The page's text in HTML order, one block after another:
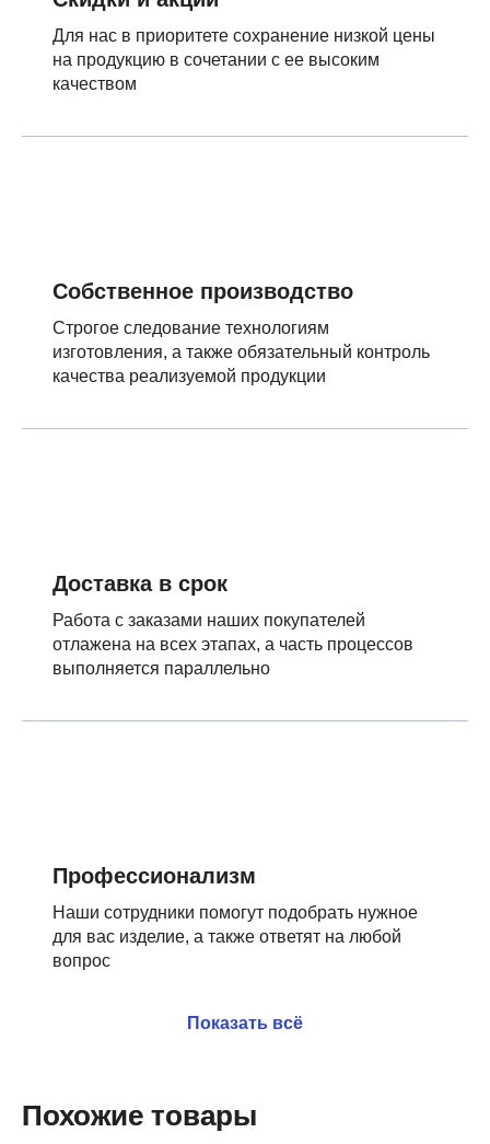
Для нас в приоритете сохранение низкой цены
на продукцию в сочетании с ее высоким
качеством
Собственное производство
Строгое следование технологиям
изготовления, а также обязательный контроль
качества реализуемой продукции
Доставка в срок
Работа с заказами наших покупателей
отлажена на всех этапах, а часть процессов
выполняется параллельно
Профессионализм
Наши сотрудники помогут подобрать нужное
для вас изделие, а также ответят на любой
вопрос
Показать всё
Похожие товары